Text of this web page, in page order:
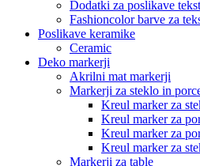
Dodatki za poslikave
Fashioncolor barve za
Poslikave keramike
Ceramic
Deko markerji
Akrilni mat markerji
Markerji za steklo in
Kreul marker za
Kreul marker za
Kreul marker za
Kreul marker za
Markerji za table